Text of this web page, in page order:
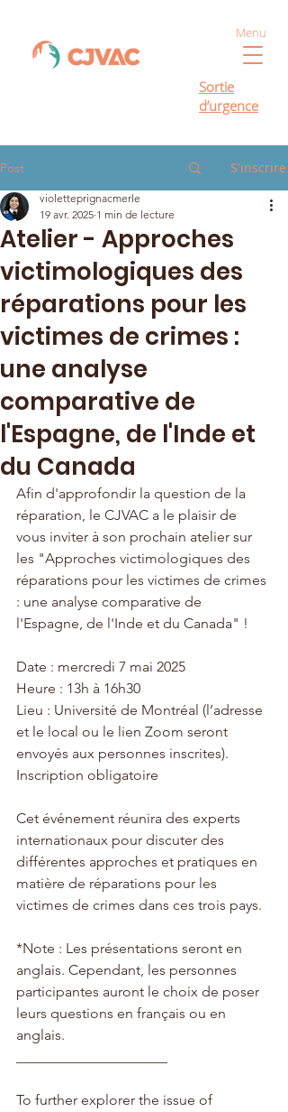
Sortie
d’urgence
Menu
Post S'inscrire
Atelier - Approches
victimologiques des
réparations pour les
victimes de crimes :
une analyse
comparative de
l'Espagne, de l'Inde et
du Canada
violetteprignacmerle
19 avr. 2025 1 min de lecture
Afin d'approfondir la question de la
réparation, le CJVAC a le plaisir de
vous inviter à son prochain atelier sur
les "Approches victimologiques des
réparations pour les victimes de crimes
: une analyse comparative de
l'Espagne, de l'Inde et du Canada" !
Date : mercredi 7 mai 2025
Heure : 13h à 16h30
Lieu : Université de Montréal (l’adresse
et le local ou le lien Zoom seront
envoyés aux personnes inscrites).
Inscription obligatoire
Cet événement réunira des experts
internationaux pour discuter des
différentes approches et pratiques en
matière de réparations pour les
victimes de crimes dans ces trois pays.
*Note : Les présentations seront en
anglais. Cependant, les personnes
participantes auront le choix de poser
leurs questions en français ou en
anglais.
To further explorer the issue of